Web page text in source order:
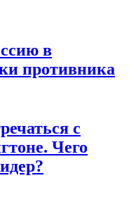
в
противника
с
Чего